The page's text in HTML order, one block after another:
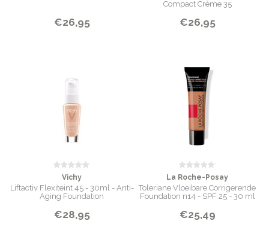
€26,95
Compact Crème 35
€26,95
Vichy
Liftactiv Flexiteint 45 - 30ml - Anti-
Aging Foundation
€28,95
La Roche-Posay
Toleriane Vloeibare Corrigerende
Foundation n14 - SPF 25 - 30 ml
€25,49